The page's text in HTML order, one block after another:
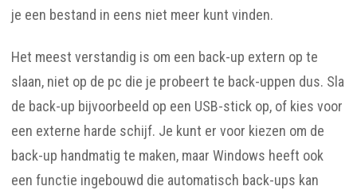
je een bestand in eens niet meer kunt vinden.
Het meest verstandig is om een back-up extern op te
slaan, niet op de pc die je probeert te back-uppen dus. Sla
de back-up bijvoorbeeld op een USB-stick op, of kies voor
een externe harde schijf. Je kunt er voor kiezen om de
back-up handmatig te maken, maar Windows heeft ook
een functie ingebouwd die automatisch back-ups kan